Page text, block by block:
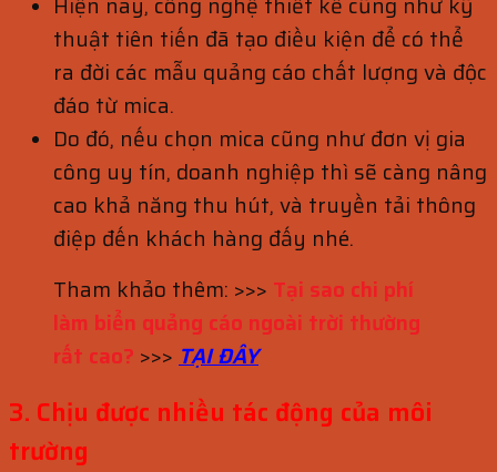
thuật tiên tiến đã tạo điều kiện để có thể
ra đời các mẫu quảng cáo chất lượng và độc
đáo từ mica.
Do đó, nếu chọn mica cũng như đơn vị gia
công uy tín, doanh nghiệp thì sẽ càng nâng
cao khả năng thu hút, và truyền tải thông
điệp đến khách hàng đấy nhé.
Tham khảo thêm: >>> Tại sao chi phí
làm biển quảng cáo ngoài trời thường
rất cao? >>> TẠI ĐÂY
3. Chịu được nhiều tác động của môi
trường